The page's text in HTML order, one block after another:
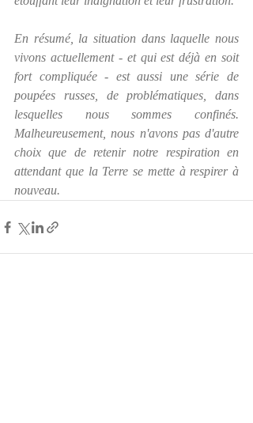
En résumé, la situation dans laquelle nous
vivons actuellement - et qui est déjà en soit
fort compliquée - est aussi une série de
poupées russes, de problématiques, dans
lesquelles nous sommes confinés.
Malheureusement, nous n'avons pas d'autre
choix que de retenir notre respiration en
attendant que la Terre se mette à respirer à
nouveau.